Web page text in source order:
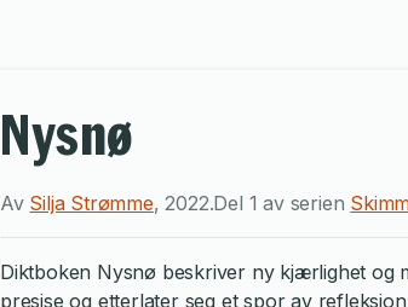
Nysnø
Av Silja Strømme,2022.Del 1 av serien
Diktboken Nysnø beskriver ny kjærlighet og
presise og etterlater seg et spor av